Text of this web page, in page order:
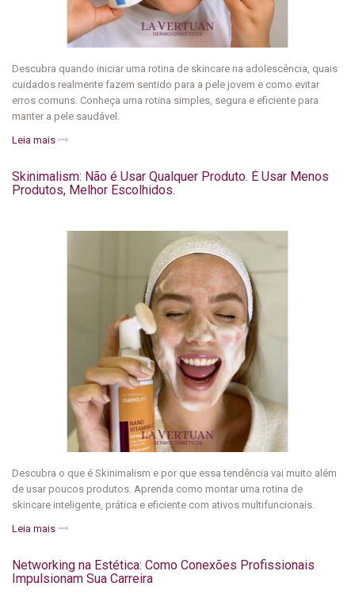
Descubra quando iniciar uma rotina de skincare na adolescência, quais
cuidados realmente fazem sentido para a pele jovem e como evitar
erros comuns. Conheça uma rotina simples, segura e eficiente para
manter a pele saudável.
Leia mais
Skinimalism: Não é Usar Qualquer Produto. É Usar Menos
Produtos, Melhor Escolhidos.
Descubra o que é Skinimalism e por que essa tendência vai muito além
de usar poucos produtos. Aprenda como montar uma rotina de
skincare inteligente, prática e eficiente com ativos multifuncionais.
Leia mais
Networking na Estética: Como Conexões Profissionais
Impulsionam Sua Carreira